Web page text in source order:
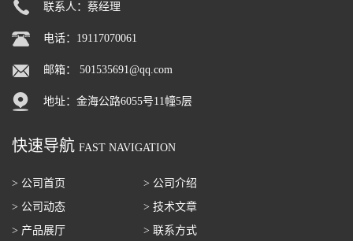
联系人：蔡经理
电话：19117070061
邮箱： 501535691@qq.com
地址：金海公路6055号11幢5层
快速导航 FAST NAVIGATION
> 公司首页
> 公司介绍
> 公司动态
> 技术文章
> 产品展厅
> 联系方式